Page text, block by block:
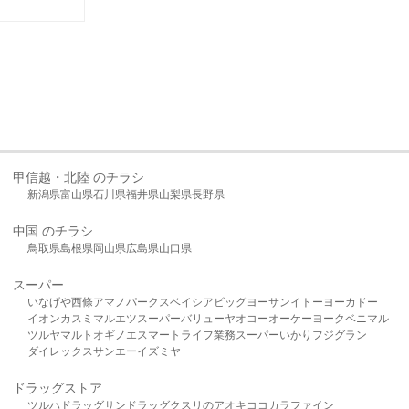
甲信越・北陸 のチラシ
新潟県富山県石川県福井県山梨県長野県
中国 のチラシ
鳥取県島根県岡山県広島県山口県
スーパー
いなげや西條アマノパークスベイシア ビッグヨーサンイトーヨーカドー
イオンカスミ マルエツスーパーバリューヤオコーオーケー ヨークベニマル
ツルヤマルト オギノ エスマート ライフ業務スーパーいかり フジグラン
ダイレックスサンエーイズミヤ
ドラッグストア
ツルハドラッグサンドラッグクスリのアオキ ココカラファイン